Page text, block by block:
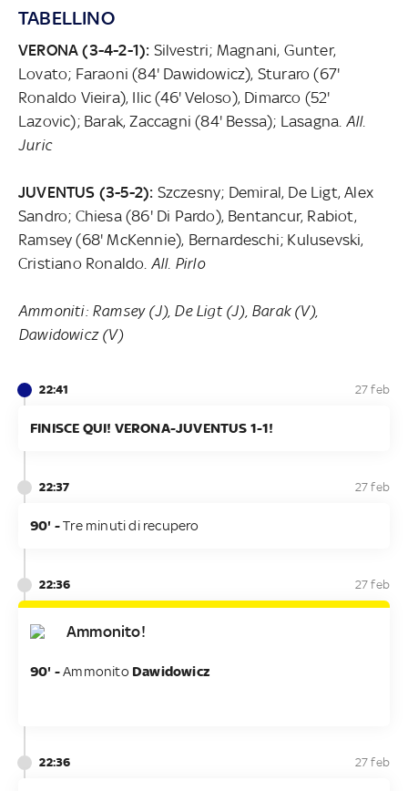
TABELLINO
VERONA (3-4-2-1): Silvestri; Magnani, Gunter,
Lovato; Faraoni (84' Dawidowicz), Sturaro (67'
Ronaldo Vieira), Ilic (46' Veloso), Dimarco (52'
Lazovic); Barak, Zaccagni (84' Bessa); Lasagna. All.
Juric
JUVENTUS (3-5-2): Szczesny; Demiral, De Ligt, Alex
Sandro; Chiesa (86' Di Pardo), Bentancur, Rabiot,
Ramsey (68' McKennie), Bernardeschi; Kulusevski,
Cristiano Ronaldo. All. Pirlo
Ammoniti: Ramsey (J), De Ligt (J), Barak (V),
Dawidowicz (V)
22:41 27 feb
FINISCE QUI! VERONA-JUVENTUS 1-1!
22:37 27 feb
90' -Tre minuti di recupero
22:36 27 feb
Ammonito!
90' -Ammonito Dawidowicz
22:36 27 feb